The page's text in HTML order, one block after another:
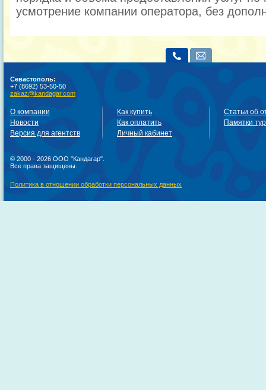
усмотрение компании оператора, без
Севастополь:
+7 (8692) 53-50-50
zakaz@kandagar.com
О компании
Новости
Версия для агентств
Как купить
Как оплатить
Личный кабинет
Статьи об
Памятки
© 2000 - 2026 ООО "Кандагар".
Все права защищены.
Политика в отношении обработки персональных данных